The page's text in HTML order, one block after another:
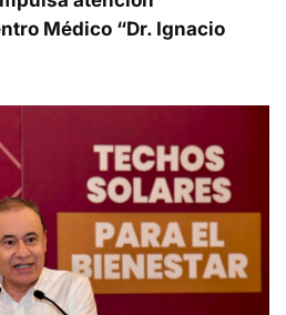
Médico “Dr. Ignacio